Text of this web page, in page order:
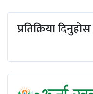
प्रतिक्रिया दिनुहोस